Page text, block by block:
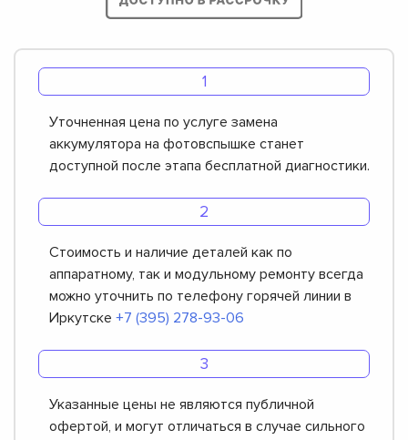
Уточненная цена по услуге замена
аккумулятора на фотовспышке станет
доступной после этапа бесплатной диагностики.
Стоимость и наличие деталей как по
аппаратному, так и модульному ремонту всегда
можно уточнить по телефону горячей линии в
Иркутске +7 (395) 278-93-06
Указанные цены не являются публичной
офертой, и могут отличаться в случае сильного